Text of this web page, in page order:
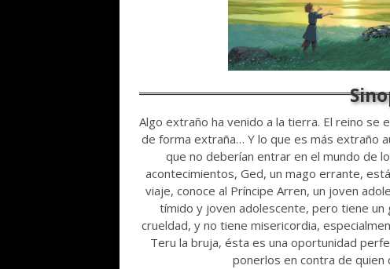
Algo extraño ha venido a la tierra. El reino
de forma extraña… Y lo que es más extraño
que no deberían entrar en el mundo de
acontecimientos, Ged, un mago errante,
viaje, conoce al Príncipe Arren, un joven
tímido y joven adolescente, pero tiene
crueldad, y no tiene misericordia,
Teru la bruja, ésta es una oportunidad
ponerlos en contra de quien